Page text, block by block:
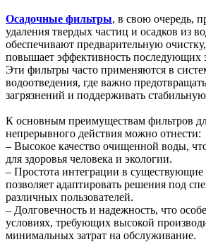
Осадочные фильтры, в свою очередь,
удаления твердых частиц и осадков из
обеспечивают предварительную
повышает эффективность последующих
Эти фильтры часто применяются в
водоотведения, где важно
загрязнений и поддерживать
К основным преимуществам фильтров
непрерывного действия можно отнести:
– Высокое качество очищенной воды,
для здоровья человека и экологии.
– Простота интеграции в существующие
позволяет адаптировать решения под
различных пользователей.
– Долговечность и надежность, что
условиях, требующих высокой
минимальных затрат на обслуживание.